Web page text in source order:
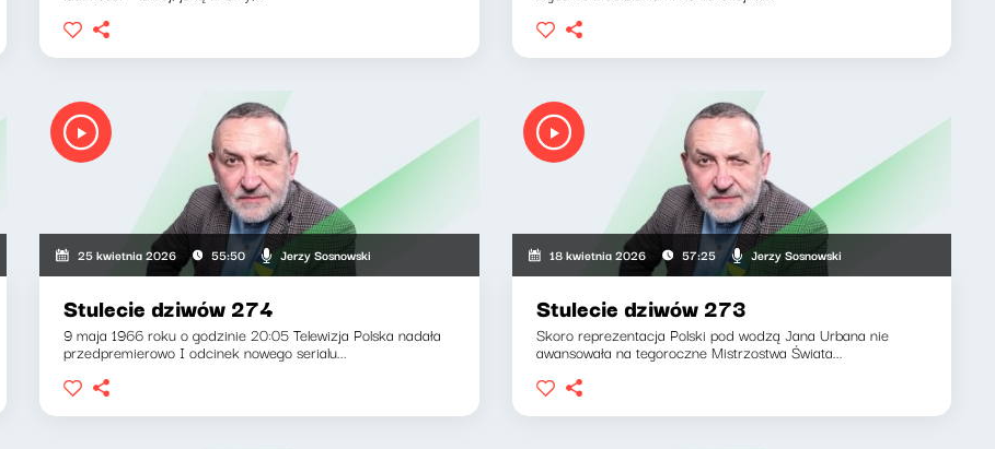
25 kwietnia 2026 55:50 Jerzy Sosnowski
Stulecie dziwów 274
9 maja 1966 roku o godzinie 20:05 Telewizja Polska nadała
przedpremierowo I odcinek nowego serialu...
18 kwietnia 2026 57:25 Jerzy Sosnowski
Stulecie dziwów 273
Skoro reprezentacja Polski pod wodzą Jana Urbana nie
awansowała na tegoroczne Mistrzostwa Świata...